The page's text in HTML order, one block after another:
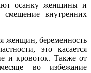
осанку женщины и
внутренних
женщин, беременность
это касается
и кровоток. Также от
во избежание